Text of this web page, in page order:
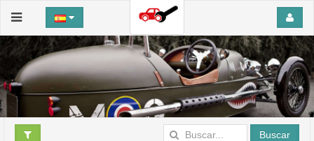
Buscar